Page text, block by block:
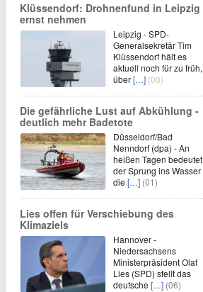
Klüssendorf: Drohnenfund in Leipzig
ernst nehmen
Leipzig - SPD-
Generalsekretär Tim
Klüssendorf hält es
aktuell noch für zu früh,
über[…] (00)
Die gefährliche Lust auf Abkühlung -
deutlich mehr Badetote
Düsseldorf/Bad
Nenndorf (dpa) - An
heißen Tagen bedeutet
der Sprung ins Wasser
die […] (01)
Lies offen für Verschiebung des
Klimaziels
Hannover -
Niedersachsens
Ministerpräsident Olaf
Lies (SPD) stellt das
deutsche […] (06)